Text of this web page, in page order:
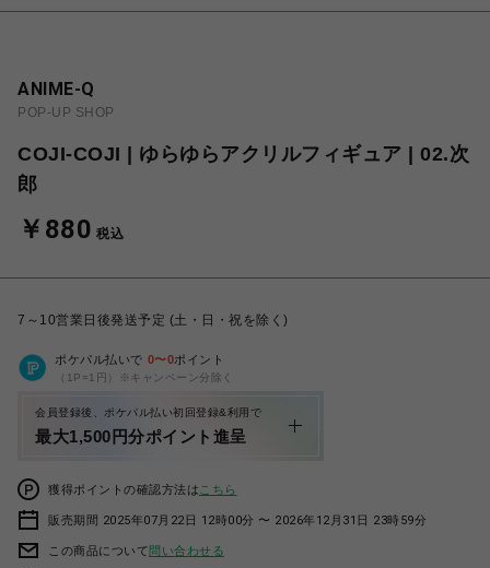
ANIME-Q
POP-UP SHOP
COJI-COJI | ゆらゆらアクリルフィギュア | 02.次
郎
￥880 税込
7～10営業日後発送予定 (土・日・祝を除く)
ポケパル払いで 0〜0ポイント
（1P=1円）※キャンペーン分除く
会員登録後、ポケパル払い初回登録&利用で
最大1,500円分ポイント進呈
獲得ポイントの確認方法は こちら
販売期間 2025年07月22日 12時00分 〜 2026年12月31日 23時59分
この商品について問い合わせる